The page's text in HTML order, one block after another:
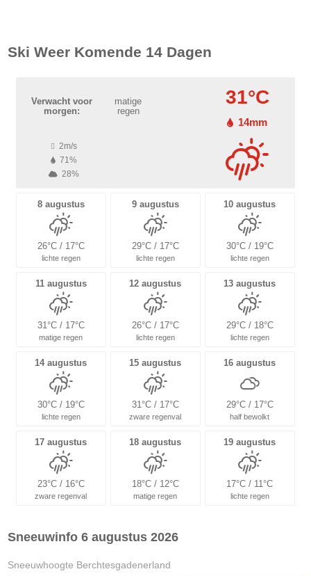
Ski Weer Komende 14 Dagen
Verwacht voor
morgen:
matige
regen
31°C
14mm
2m/s
71%
28%
8 augustus
26°C / 17°C
lichte regen
9 augustus
29°C / 17°C
lichte regen
10 augustus
30°C / 19°C
lichte regen
11 augustus
31°C / 17°C
matige regen
12 augustus
26°C / 17°C
lichte regen
13 augustus
29°C / 18°C
lichte regen
14 augustus
30°C / 19°C
lichte regen
15 augustus
31°C / 17°C
zware regenval
16 augustus
29°C / 17°C
half bewolkt
17 augustus
23°C / 16°C
zware regenval
18 augustus
18°C / 12°C
matige regen
19 augustus
17°C / 11°C
lichte regen
Sneeuwinfo 6 augustus 2026
Sneeuwhoogte Berchtesgadenerland